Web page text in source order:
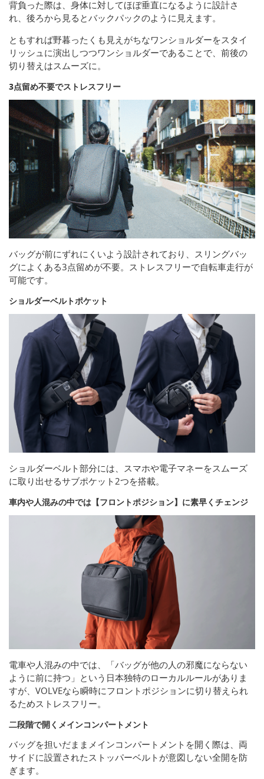
背負った際は、身体に対してほぼ垂直になるように設計さ
れ、後ろから見るとバックパックのように見えます。
ともすれば野暮ったくも見えがちなワンショルダーをスタイ
リッシュに演出しつつワンショルダーであることで、前後の
切り替えはスムーズに。
3点留め不要でストレスフリー
バッグが前にずれにくいよう設計されており、スリングバッ
グによくある3点留めが不要。ストレスフリーで自転車走行が
可能です。
ショルダーベルトポケット
ショルダーベルト部分には、スマホや電子マネーをスムーズ
に取り出せるサブポケット2つを搭載。
車内や人混みの中では【フロントポジション】に素早くチェンジ
電車や人混みの中では、「バッグが他の人の邪魔にならない
ように前に持つ」という日本独特のローカルルールがありま
すが、VOLVEなら瞬時にフロントポジションに切り替えられ
るためストレスフリー。
二段階で開くメインコンパートメント
バッグを担いだままメインコンパートメントを開く際は、両
サイドに設置されたストッパーベルトが意図しない全開を防
ぎます。